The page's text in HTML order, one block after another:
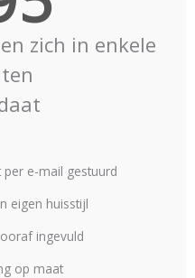
zich in enkele
per e-mail gestuurd
eigen huisstijl
ingevuld
op maat